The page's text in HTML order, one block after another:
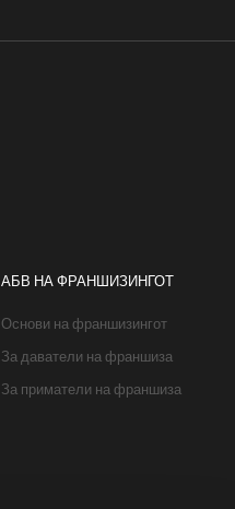
АБВ НА ФРАНШИЗИНГОТ
Основи на франшизингот
За даватели на франшиза
За приматели на франшиза